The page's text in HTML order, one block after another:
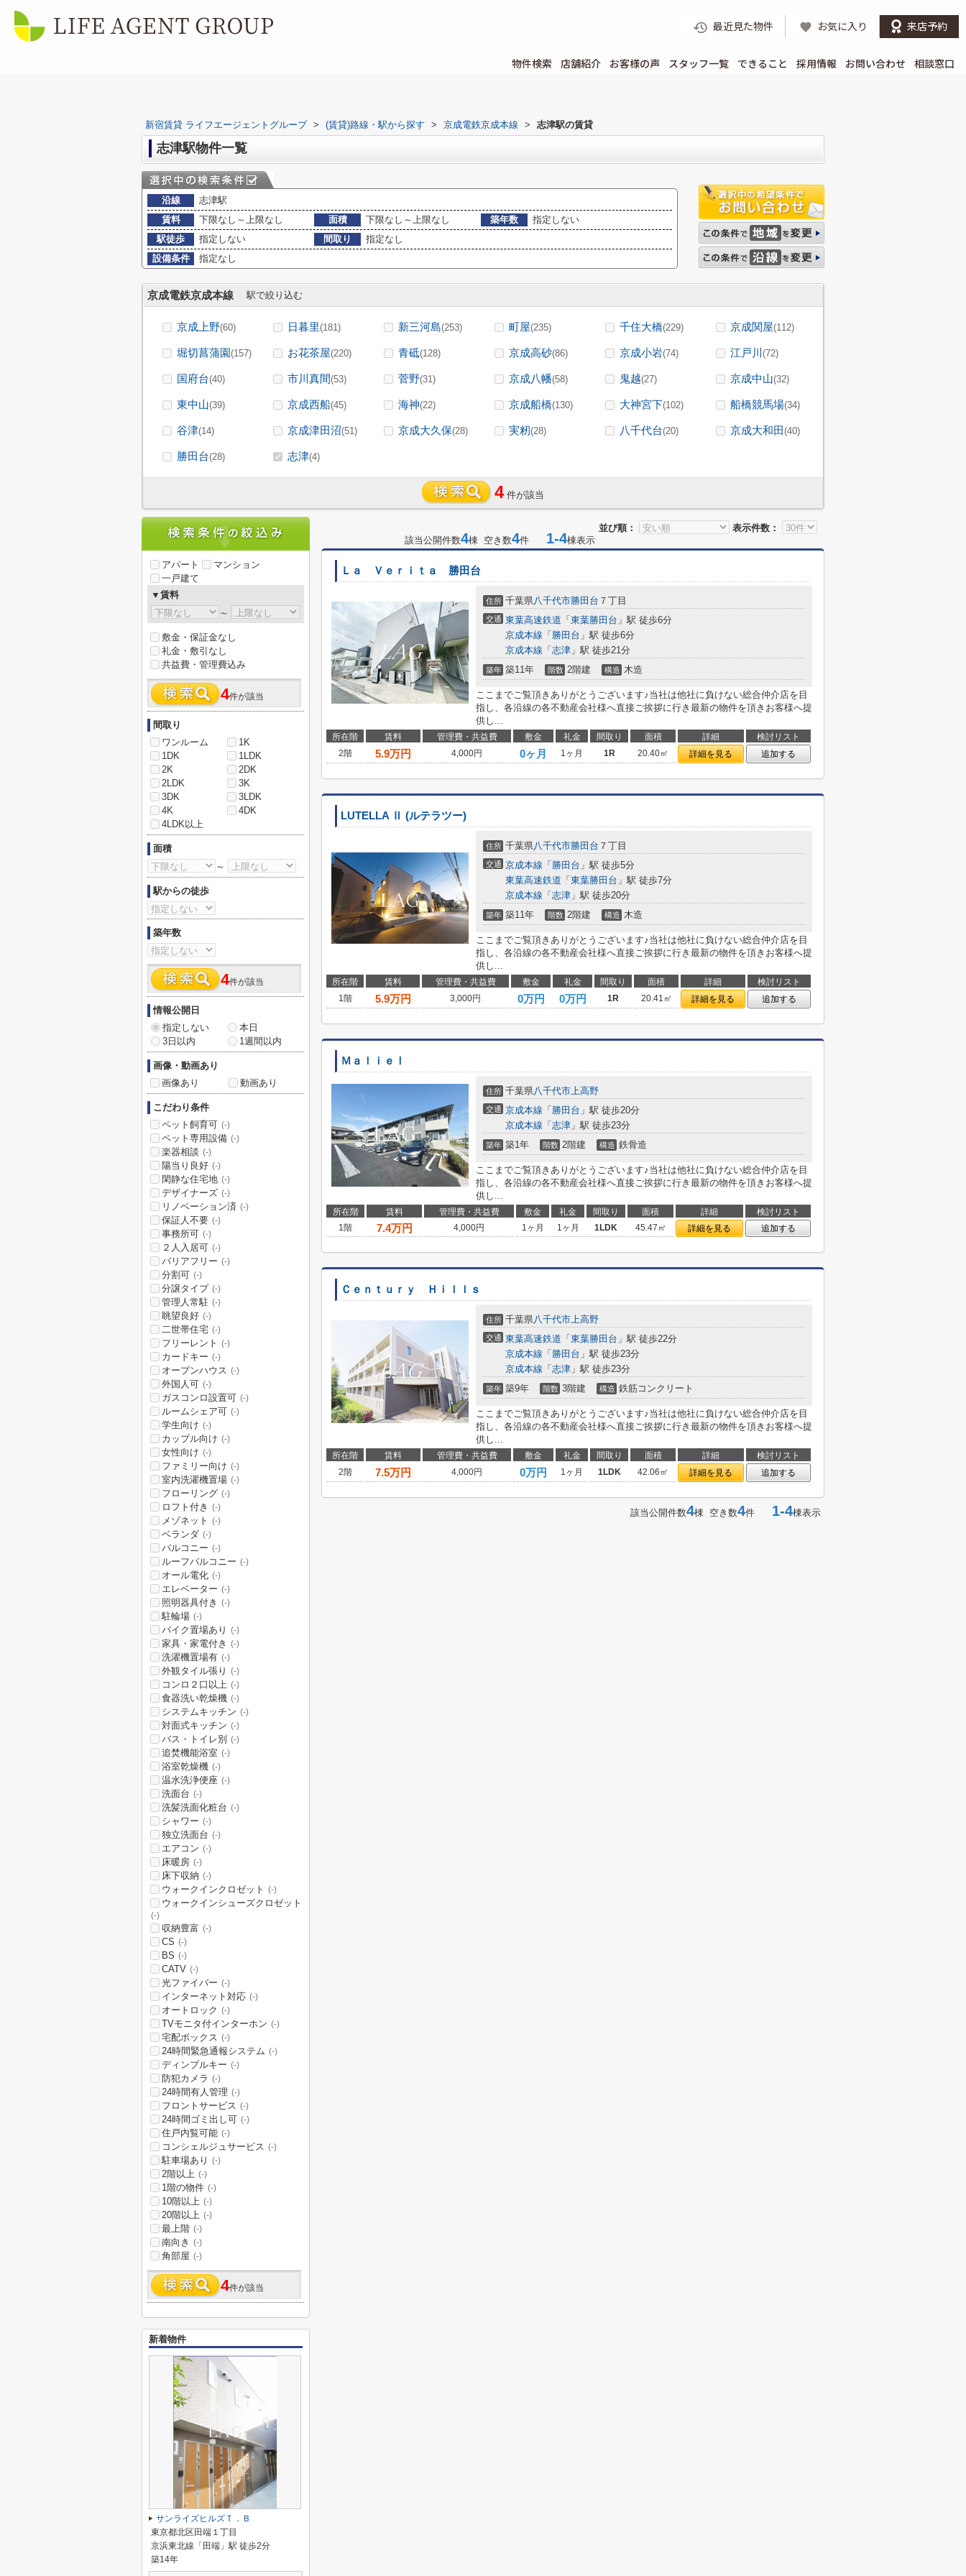
最近見た物件 お気に入り 来店予約
物件検索 店舗紹介 お客様の声 スタッフ一覧 できること 採用情報 お問い合わせ 相談窓口
新宿賃貸 ライフエージェントグループ > (賃貸)路線・駅から探す > 京成電鉄京成本線 > 志津駅の賃貸
志津駅物件一覧
沿線
志津駅
賃料
下限なし～上限なし 面積 下限なし～上限なし 築年数
指定しない
駅徒歩
指定しない 間取り
指定なし
設備条件
指定なし
京成電鉄京成本線 駅で絞り込む
京成上野(60) 日暮里(181) 新三河島(253) 町屋(235) 千住大橋(229) 京成関屋(112)
堀切菖蒲園(157) お花茶屋(220) 青砥(128) 京成高砂(86) 京成小岩(74) 江戸川 (72)
国府台(40) 市川真間(53) 菅野(31) 京成八幡(58) 鬼越(27) 京成中山(32)
東中山(39) 京成西船(45) 海神(22) 京成船橋(130) 大神宮下(102) 船橋競馬場(34)
谷津(14) 京成津田沼(51) 京成大久保(28) 実籾(28) 八千代台(20) 京成大和田(40)
勝田台(28) 志津(4)
4 件が該当
並び順：
表示件数：
該当公開件数4棟 空き数4件 1-4棟表示
Ｌａ Ｖｅｒｉｔａ 勝田台
住所 千葉県八千代市勝田台 ７丁目
交通 東葉高速鉄道 「 東葉勝田台 」駅 徒歩6分
京成本線 「 勝田台 」駅 徒歩6分
京成本線 「 志津 」駅 徒歩21分
築年 築11年 階数 2階建 構造 木造
ここまでご覧頂きありがとうございます♪当社は他社に負けない総合仲介店を目
指し、各沿線の各不動産会社様へ直接ご挨拶に行き最新の物件を頂きお客様へ提
供し...
所在階 賃料 管理費・共益費 敷金 礼金 間取り 面積 詳細
検討リスト
2階
5.9万円 4,000円 0ヶ月 1ヶ月 1R 20.40㎡ 詳細を見る 追加する
LUTELLA Ⅱ (ルテラツー)
住所 千葉県八千代市勝田台 ７丁目
交通 京成本線 「 勝田台 」駅 徒歩5分
東葉高速鉄道 「 東葉勝田台 」駅 徒歩7分
京成本線 「 志津 」駅 徒歩20分
築年 築11年 階数 2階建 構造 木造
ここまでご覧頂きありがとうございます♪当社は他社に負けない総合仲介店を目
指し、各沿線の各不動産会社様へ直接ご挨拶に行き最新の物件を頂きお客様へ提
供し...
所在階 賃料 管理費・共益費 敷金 礼金 間取り 面積 詳細
検討リスト
1階
5.9万円 3,000円 0万円 0万円 1R 20.41㎡ 詳細を見る 追加する
ＭａｌｉｅⅠ
住所 千葉県八千代市上高野
交通 京成本線 「 勝田台 」駅 徒歩20分
京成本線 「 志津 」駅 徒歩23分
築年 築1年 階数 2階建 構造 鉄骨造
ここまでご覧頂きありがとうございます♪当社は他社に負けない総合仲介店を目
指し、各沿線の各不動産会社様へ直接ご挨拶に行き最新の物件を頂きお客様へ提
供し...
所在階 賃料 管理費・共益費 敷金 礼金 間取り 面積 詳細
検討リスト
1階
7.4万円 4,000円 1ヶ月 1ヶ月 1LDK 45.47㎡ 詳細を見る 追加する
Ｃｅｎｔｕｒｙ Ｈｉｌｌｓ
住所 千葉県八千代市上高野
交通 東葉高速鉄道 「 東葉勝田台 」駅 徒歩22分
京成本線 「 勝田台 」駅 徒歩23分
京成本線 「 志津 」駅 徒歩23分
築年 築9年 階数 3階建 構造 鉄筋コンクリート
ここまでご覧頂きありがとうございます♪当社は他社に負けない総合仲介店を目
指し、各沿線の各不動産会社様へ直接ご挨拶に行き最新の物件を頂きお客様へ提
供し...
所在階 賃料 管理費・共益費 敷金 礼金 間取り 面積 詳細
検討リスト
2階
7.5万円 4,000円 0万円 1ヶ月 1LDK 42.06㎡ 詳細を見る 追加する
該当公開件数4棟 空き数4件 1-4棟表示
アパート
マンション
一戸建て
▼賃料
～
敷金・保証金なし
礼金・敷引なし
共益費・管理費込み
4件が該当
間取り
ワンルーム
1K
1DK
1LDK
2K
2DK
2LDK
3K
3DK
3LDK
4K
4DK
4LDK以上
面積
～
駅からの徒歩
築年数
4件が該当
情報公開日
指定しない
本日
3日以内
1週間以内
画像・動画あり
画像あり
動画あり
こだわり条件
ペット飼育可 (-)
ペット専用設備 (-)
楽器相談 (-)
陽当り良好 (-)
閑静な住宅地 (-)
デザイナーズ (-)
リノベーション済 (-)
保証人不要 (-)
事務所可 (-)
２人入居可 (-)
バリアフリー (-)
分割可 (-)
分譲タイプ (-)
管理人常駐 (-)
眺望良好 (-)
二世帯住宅 (-)
フリーレント (-)
カードキー (-)
オープンハウス (-)
外国人可 (-)
ガスコンロ設置可 (-)
ルームシェア可 (-)
学生向け (-)
カップル向け (-)
女性向け (-)
ファミリー向け (-)
室内洗濯機置場 (-)
フローリング (-)
ロフト付き (-)
メゾネット (-)
ベランダ (-)
バルコニー (-)
ルーフバルコニー (-)
オール電化 (-)
エレベーター (-)
照明器具付き (-)
駐輪場 (-)
バイク置場あり (-)
家具・家電付き (-)
洗濯機置場有 (-)
外観タイル張り (-)
コンロ２口以上 (-)
食器洗い乾燥機 (-)
システムキッチン (-)
対面式キッチン (-)
バス・トイレ別 (-)
追焚機能浴室 (-)
浴室乾燥機 (-)
温水洗浄便座 (-)
洗面台 (-)
洗髪洗面化粧台 (-)
シャワー (-)
独立洗面台 (-)
エアコン (-)
床暖房 (-)
床下収納 (-)
ウォークインクロゼット (-)
ウォークインシューズクロゼット
(-)
収納豊富 (-)
CS (-)
BS (-)
CATV (-)
光ファイバー (-)
インターネット対応 (-)
オートロック (-)
TVモニタ付インターホン (-)
宅配ボックス (-)
24時間緊急通報システム (-)
ディンプルキー (-)
防犯カメラ (-)
24時間有人管理 (-)
フロントサービス (-)
24時間ゴミ出し可 (-)
住戸内覧可能 (-)
コンシェルジュサービス (-)
駐車場あり (-)
2階以上 (-)
1階の物件 (-)
10階以上 (-)
20階以上 (-)
最上階 (-)
南向き (-)
角部屋 (-)
4件が該当
新着物件
サンライズヒルズＴ．Ｂ
東京都北区田端１丁目
京浜東北線「田端」駅 徒歩2分
築14年